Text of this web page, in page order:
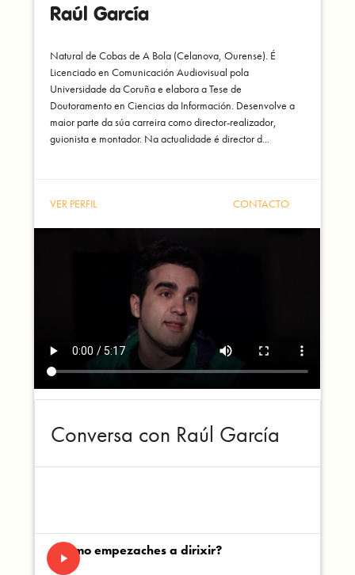
Raúl García
Natural de Cobas de A Bola (Celanova, Ourense). É
Licenciado en Comunicación Audiovisual pola
Universidade da Coruña e elabora a Tese de
Doutoramento en Ciencias da Información. Desenvolve a
maior parte da súa carreira como director-realizador,
guionista e montador. Na actualidade é director d...
VER PERFIL CONTACTO
Conversa con Raúl García
play_arrowComo empezaches a dirixir?